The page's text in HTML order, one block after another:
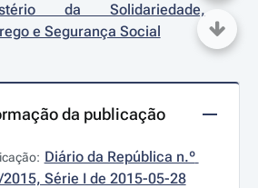
da Solidariedade,
e Segurança Social
da publicação
Diário da República n.º
2015, Série I de 2015-05-28